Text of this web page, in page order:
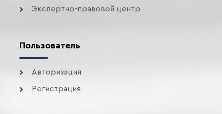
Экспертно-правовой центр
Пользователь
Авторизация
Регистрация